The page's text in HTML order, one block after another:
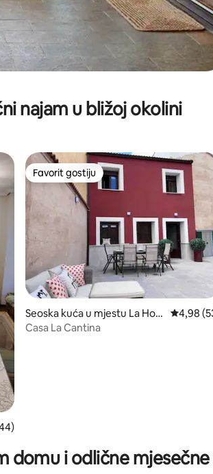
najam u bližoj okolini
ocjena 4,86 od 5, recenzija: 44
Favorit gostiju
Favorit gostiju
Seoska kuća u mjestu La Horr
a
4,98
Casa La Cantina
domu i odlične